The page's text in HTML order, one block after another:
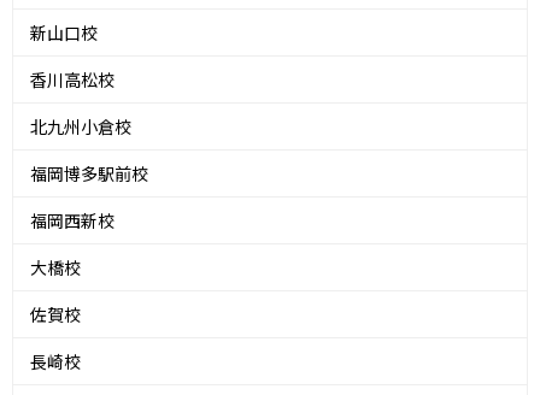
新山口校
香川高松校
北九州小倉校
福岡博多駅前校
福岡西新校
大橋校
佐賀校
長崎校